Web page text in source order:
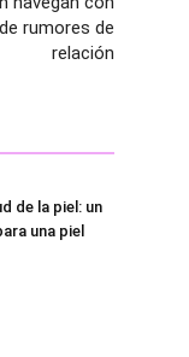
rumores de
relación
de la piel: un
una piel